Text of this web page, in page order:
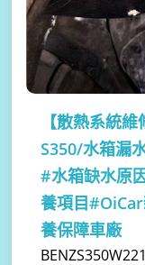
【散熱系統維
S350/水箱漏
#水箱缺水原
養項目
養保障車廠